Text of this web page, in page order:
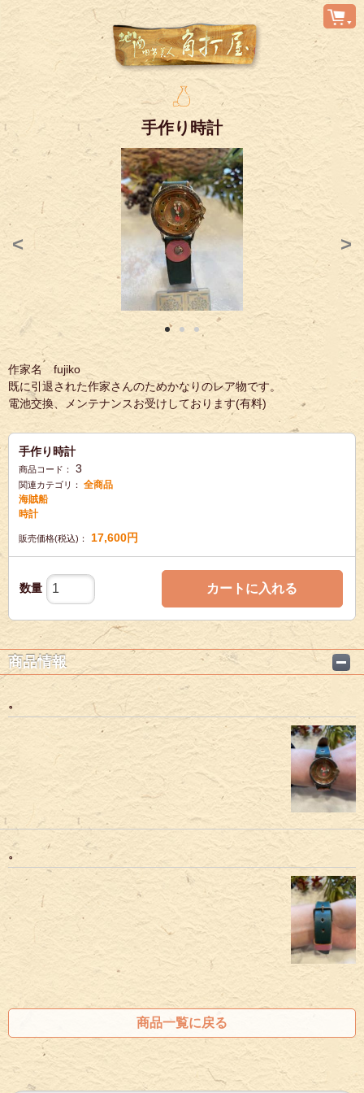
手作り時計
< >
作家名 fujiko
既に引退された作家さんのためかなりのレア物です。
電池交換、メンテナンスお受けしております(有料)
手作り時計
商品コード： 3
関連カテゴリ：
全商品
海賊船
時計
販売価格(税込)： 17,600円
数量 カートに入れる
商品情報
。
。
商品一覧に戻る